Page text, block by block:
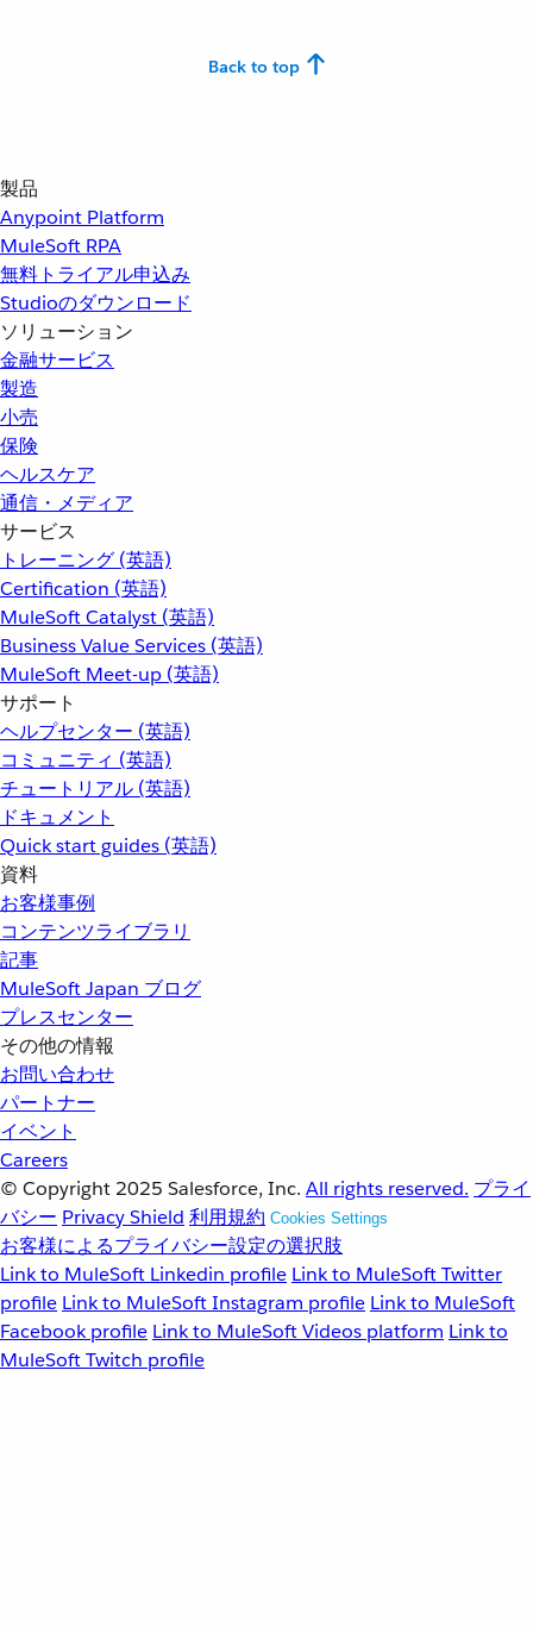
Back to top
製品
Anypoint Platform
MuleSoft RPA
無料トライアル申込み
Studioのダウンロード
ソリューション
金融サービス
製造
小売
保険
ヘルスケア
通信・メディア
サービス
トレーニング (英語)
Certification (英語)
MuleSoft Catalyst (英語)
Business Value Services (英語)
MuleSoft Meet-up (英語)
サポート
ヘルプセンター (英語)
コミュニティ (英語)
チュートリアル (英語)
ドキュメント
Quick start guides (英語)
資料
お客様事例
コンテンツライブラリ
記事
MuleSoft Japan ブログ
プレスセンター
その他の情報
お問い合わせ
パートナー
イベント
Careers
© Copyright 2025 Salesforce, Inc. All rights reserved. プライ
バシー Privacy Shield 利用規約 Cookies Settings
お客様によるプライバシー設定の選択肢
Link to MuleSoft Linkedin profile Link to MuleSoft Twitter
profile Link to MuleSoft Instagram profile Link to MuleSoft
Facebook profile Link to MuleSoft Videos platform Link to
MuleSoft Twitch profile